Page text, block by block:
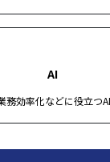
AI
務効率化などに役立つ